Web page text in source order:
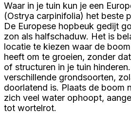
Waar in je tuin kun je een
(Ostrya carpinifolia) het beste
De Europese hopbeuk gedijt
zon als halfschaduw. Het is
locatie te kiezen waar de
heeft om te groeien, zonder
of structuren in je tuin
verschillende grondsoorten,
doorlatend is. Plaats de boom
zich veel water ophoopt,
tot wortelrot.